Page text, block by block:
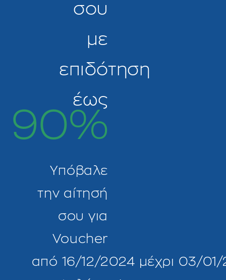
σου
με
επιδότηση
έως
90%
Υπόβαλε
την αίτησή
σου για
Voucher
από 16/12/2024 μέχρι 03/01/